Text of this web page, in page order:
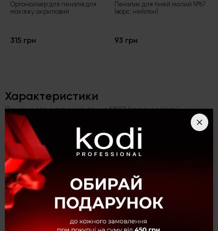
Органайзер для пензлів для
макіяжу акриловий
315 грн
Пензлик для тіней малий №67
(ворс: нейлон)
93 грн
Характеристики
Пензлик для розтушовування №07 (ворс: соболь)
Ворс Соболь
Розмір Маленький
Тип
Форма Кругла
Призначення
Категорія Пензлі для макіяжу